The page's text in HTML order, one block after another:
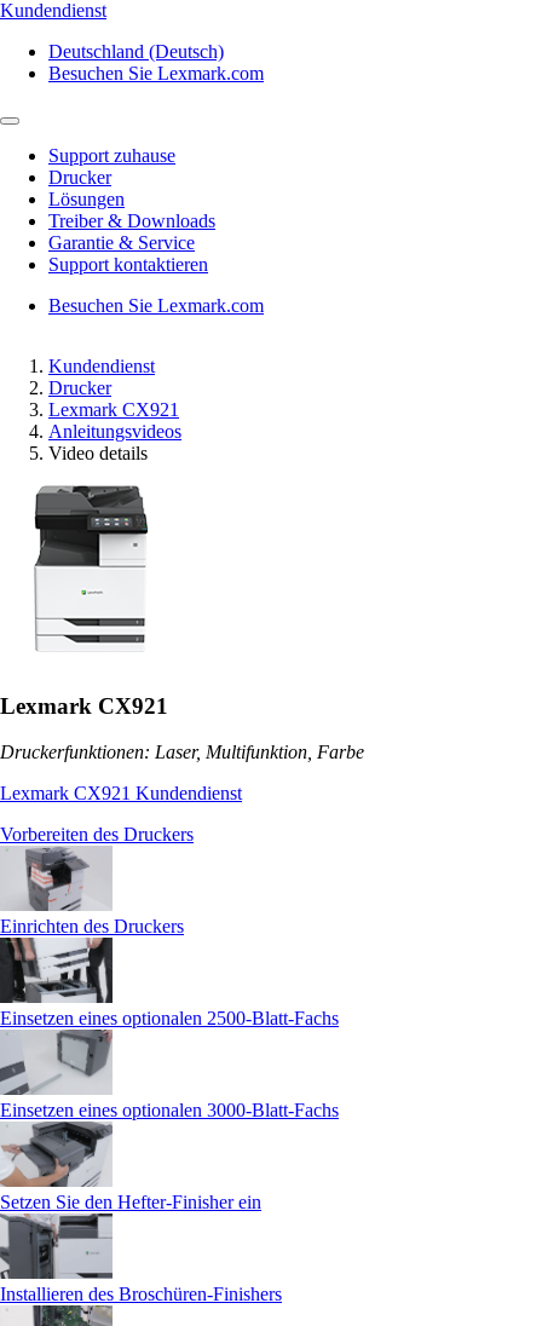
Kundendienst
Deutschland (Deutsch)
Besuchen Sie Lexmark.com
Support zuhause
Drucker
Lösungen
Treiber & Downloads
Garantie & Service
Support kontaktieren
Besuchen Sie Lexmark.com
Kundendienst
Drucker
Lexmark CX921
Anleitungsvideos
Video details
Lexmark CX921
Druckerfunktionen: Laser, Multifunktion, Farbe
Lexmark CX921 Kundendienst
Vorbereiten des Druckers
Einrichten des Druckers
Einsetzen eines optionalen 2500‑Blatt-Fachs
Einsetzen eines optionalen 3000‑Blatt-Fachs
Setzen Sie den Hefter-Finisher ein
Installieren des Broschüren-Finishers